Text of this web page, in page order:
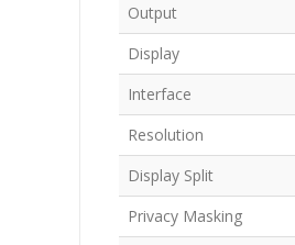
Output
Display
Interface
Resolution
Display Split
Privacy Masking